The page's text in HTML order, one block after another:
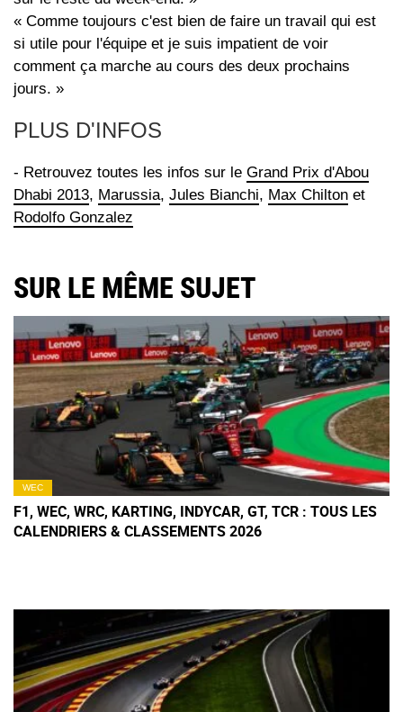
« Comme toujours c'est bien de faire un travail qui est
si utile pour l'équipe et je suis impatient de voir
comment ça marche au cours des deux prochains
jours. »
PLUS D'INFOS
- Retrouvez toutes les infos sur le Grand Prix d'Abou
Dhabi 2013, Marussia, Jules Bianchi, Max Chilton et
Rodolfo Gonzalez
SUR LE MÊME SUJET
WEC
F1, WEC, WRC, KARTING, INDYCAR, GT, TCR : TOUS LES
CALENDRIERS & CLASSEMENTS 2026